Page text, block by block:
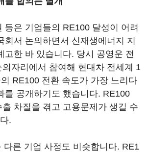
등은 기업들의 RE100 달성이 어려
회서 논의하면서 신재생에너지 지
고한 바 있습니다. 당시 공영운 전
자리에서 참여해 현대차 전세계 1
RE100 전환 속도가 가장 느리다
를 공개하기도 했습니다. RE100
차질을 겪고 고용문제가 생길 수
.
다른 기업 사정도 비슷합니다. RE1